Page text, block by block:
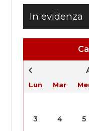
Lun Mar
3
4 5
In evidenza